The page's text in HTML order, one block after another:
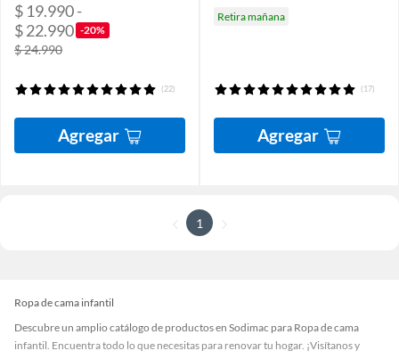
$ 19.990 -
$ 22.990 -20%
$ 24.990
(22)
Agregar
Retira mañana
(17)
Agregar
1
Ropa de cama infantil
Descubre un amplio catálogo de productos en Sodimac para Ropa de cama
infantil. Encuentra todo lo que necesitas para renovar tu hogar. ¡Visítanos y